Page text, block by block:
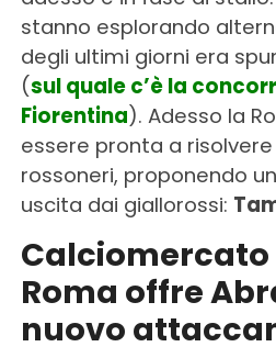
stanno esplorando
degli ultimi giorni era
(sul quale c’è la
Fiorentina). Adesso la
essere pronta a
rossoneri, proponendo
uscita dai giallorossi:
Calciomercato
Roma offre
nuovo